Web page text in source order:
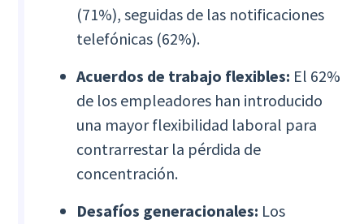
(71%), seguidas de las notificaciones
telefónicas (62%).
Acuerdos de trabajo flexibles: El 62%
de los empleadores han introducido
una mayor flexibilidad laboral para
contrarrestar la pérdida de
concentración.
Desafíos generacionales: Los